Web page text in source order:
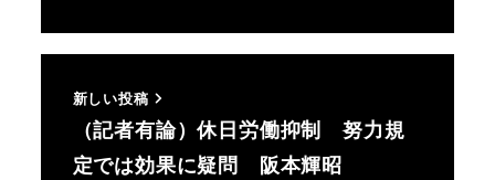
新しい投稿
（記者有論）休日労働抑制 努力規
定では効果に疑問 阪本輝昭